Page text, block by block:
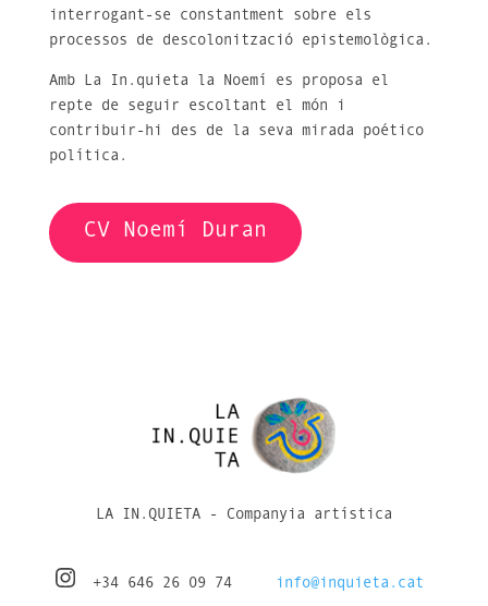
interrogant-se constantment sobre els
processos de descolonització epistemològica.
Amb La In.quieta la Noemí es proposa el
repte de seguir escoltant el món i
contribuir-hi des de la seva mirada poético
política.
CV Noemí Duran
LA IN.QUIETA - Companyia artística
+34 646 26 09 74 info@inquieta.cat